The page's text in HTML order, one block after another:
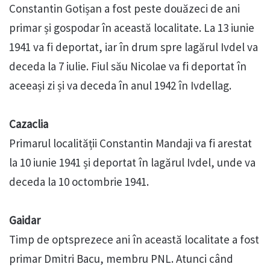
Constantin Gotișan a fost peste douăzeci de ani
primar și gospodar în această localitate. La 13 iunie
1941 va fi deportat, iar în drum spre lagărul Ivdel va
deceda la 7 iulie. Fiul său Nicolae va fi deportat în
aceeași zi și va deceda în anul 1942 în Ivdellag.
Cazaclia
Primarul localității Constantin Mandaji va fi arestat
la 10 iunie 1941 și deportat în lagărul Ivdel, unde va
deceda la 10 octombrie 1941.
Gaidar
Timp de optsprezece ani în această localitate a fost
primar Dmitri Bacu, membru PNL. Atunci când